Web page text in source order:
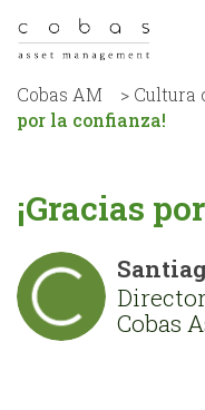
Cobas AM > Cultura
por la confianza!
¡Gracias
Cobas